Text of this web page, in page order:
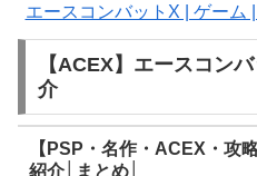
エースコンバットX | ゲーム
【ACEX】エースコン
介
【PSP・名作・ACEX・攻
紹介│まとめ│